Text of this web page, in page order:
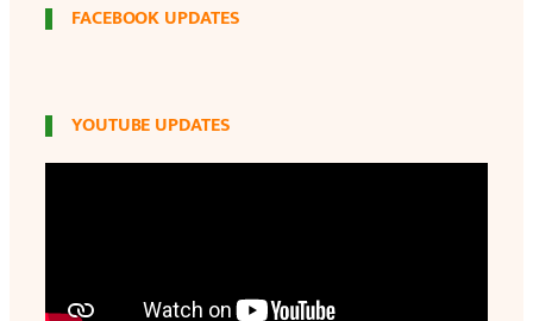
FACEBOOK UPDATES
YOUTUBE UPDATES